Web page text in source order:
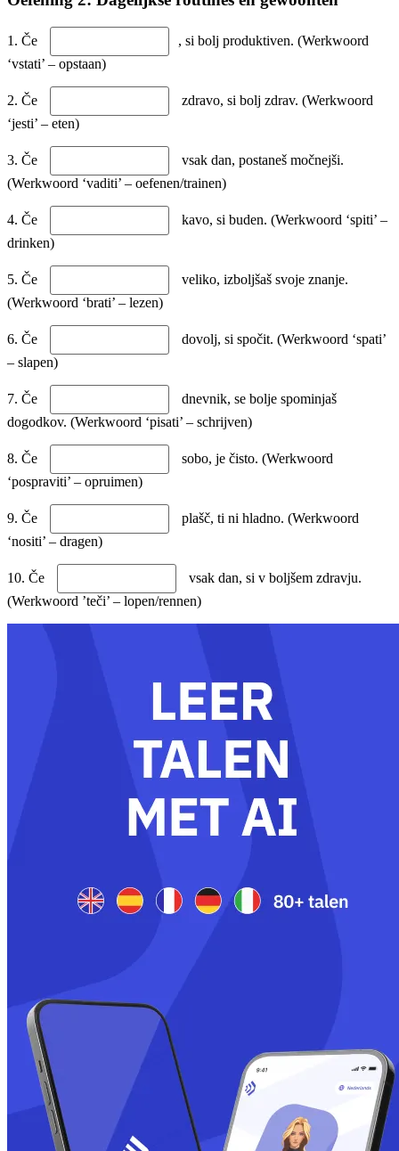
1. Če
, si bolj produktiven. (Werkwoord
‘vstati’ – opstaan)
2. Če
zdravo, si bolj zdrav. (Werkwoord
‘jesti’ – eten)
3. Če
vsak dan, postaneš močnejši.
(Werkwoord ‘vaditi’ – oefenen/trainen)
4. Če
kavo, si buden. (Werkwoord ‘spiti’ –
drinken)
5. Če
veliko, izboljšaš svoje znanje.
(Werkwoord ‘brati’ – lezen)
6. Če
dovolj, si spočit. (Werkwoord ‘spati’
– slapen)
7. Če
dnevnik, se bolje spominjaš
dogodkov. (Werkwoord ‘pisati’ – schrijven)
8. Če
sobo, je čisto. (Werkwoord
‘pospraviti’ – opruimen)
9. Če
plašč, ti ni hladno. (Werkwoord
‘nositi’ – dragen)
10. Če
vsak dan, si v boljšem zdravju.
(Werkwoord ’teči’ – lopen/rennen)